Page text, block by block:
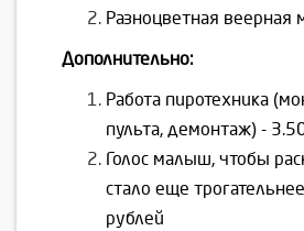
Разноцветная веерная
Дополнительно:
Работа пиротехника
пульта, демонтаж) -
Голос малыш, чтобы
стало еще
рублей